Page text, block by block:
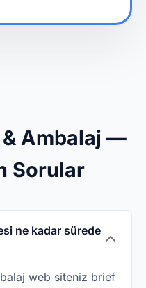
Ambalaj —
Sorular
ne kadar sürede
web siteniz brief